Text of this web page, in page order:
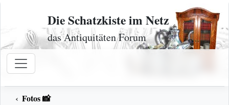
Zum Inhalt
Die Schatzkiste im Netz
das Antiquitäten Forum
Fotos 📸